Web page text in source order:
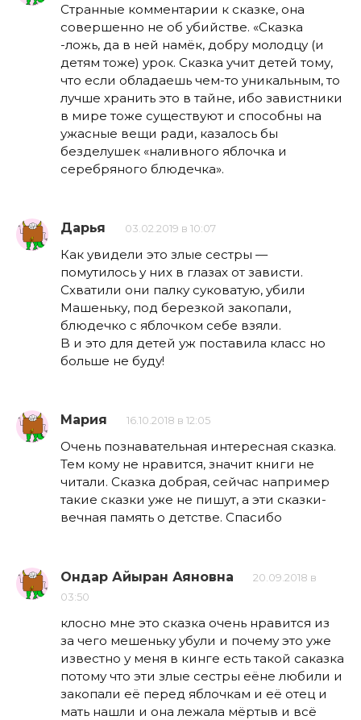
Странные комментарии к сказке, она
совершенно не об убийстве. «Сказка
-ложь, да в ней намёк, добру молодцу (и
детям тоже) урок. Сказка учит детей тому,
что если обладаешь чем-то уникальным, то
лучше хранить это в тайне, ибо завистники
в мире тоже существуют и способны на
ужасные вещи ради, казалось бы
безделушек «наливного яблочка и
серебряного блюдечка».
Дарья 03.02.2019 в 10:07
Как увидели это злые сестры —
помутилось у них в глазах от зависти.
Схватили они палку суковатую, убили
Машеньку, под березкой закопали,
блюдечко с яблочком себе взяли.
B и это для детей уж поставила класс но
больше не буду!
Мария 16.10.2018 в 12:05
Очень познавательная интересная сказка.
Тем кому не нравится, значит книги не
читали. Сказка добрая, сейчас например
такие сказки уже не пишут, а эти сказки-
вечная память о детстве. Спасибо
Ондар Айыран Аяновна
20.09.2018 в
03:50
клосно мне это сказка очень нравится из
за чего мешеньку убули и почему это уже
известно у меня в кинге есть такой саказка
потому что эти злые сестры еёне любили и
закопали её перед яблочкам и её отец и
мать нашли и она лежала мёртыв и всё